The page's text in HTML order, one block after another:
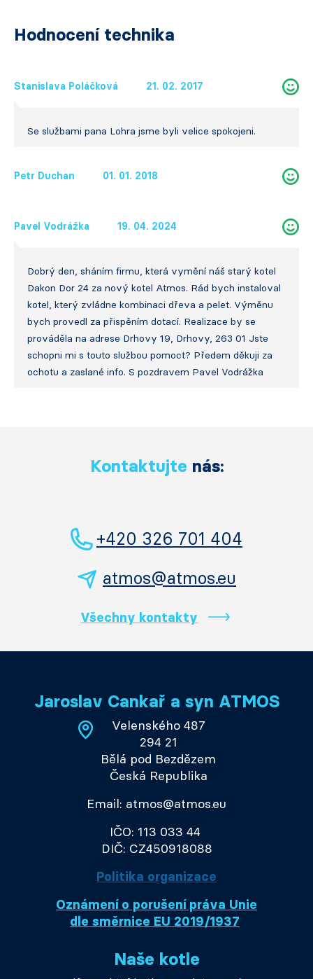
Hodnocení technika
Stanislava Poláčková 21. 02. 2017
Se službami pana Lohra jsme byli velice spokojeni.
Petr Duchan 01. 01. 2018
Pavel Vodrážka 19. 04. 2024
Dobrý den, sháním firmu, která vymění náš starý kotel
Dakon Dor 24 za nový kotel Atmos. Rád bych instaloval
kotel, který zvládne kombinaci dřeva a pelet. Výměnu
bych provedl za přispěním dotací. Realizace by se
prováděla na adrese Drhovy 19, Drhovy, 263 01 Jste
schopni mi s touto službou pomoct? Předem děkuji za
ochotu a zaslané info. S pozdravem Pavel Vodrážka
Kontaktujte nás:
+420 326 701 404
atmos@atmos.eu
Všechny kontakty
Jaroslav Cankař a syn ATMOS
Velenského 487
294 21
Bělá pod Bezdězem
Česká Republika
Email: atmos@atmos.eu
IČO: 113 033 44
DIČ: CZ450918088
Politika organizace
Oznámení o porušení práva Unie
dle směrnice EU 2019/1937
Naše kotle